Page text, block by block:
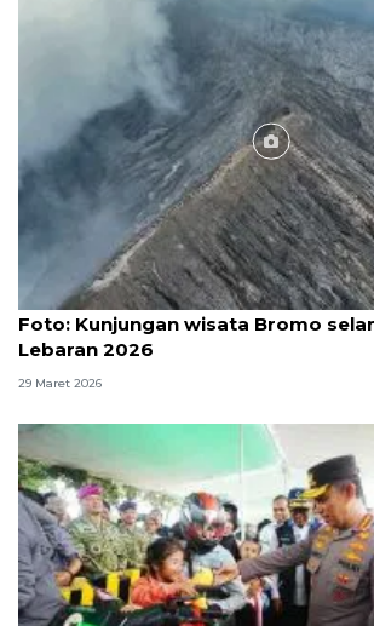
Foto
Foto: Kunjungan wisata Bromo
Lebaran 2026
29 Maret 2026